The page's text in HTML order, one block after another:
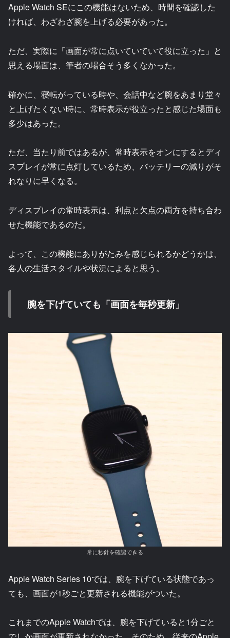
Apple Watch SEにこの機能はないため、時間を確認した
ければ、わざわざ腕を上げる必要があった。
ただ、実際に「画面が常に点いていていて役に立った」と
思える場面は、筆者の場合そう多くなかった。
確かに、寝転がっている時や、会話中など腕をあまり堂々
と上げたくない時に、常時表示が役立ったと感じた場面も
多少はあった。
ただ、当たり前ではあるが、常時表示をオンにするとディ
スプレイが常に点灯しているため、バッテリーの減りがそ
れなりに早くなる。
ディスプレイの常時表示は、利点と欠点の両方を持ち合わ
せた機能であるのだ。
よって、この機能にありがたみを感じられるかどうかは、
各人の生活スタイルや状況によると思う。
腕を下げていても「画面を毎秒更新」
常に秒針を確認できる
Apple Watch Series 10では、腕を下げている状態であっ
ても、画面が1秒ごと更新される機能がついた。
これまでのApple Watchでは、腕を下げていると1分ごと